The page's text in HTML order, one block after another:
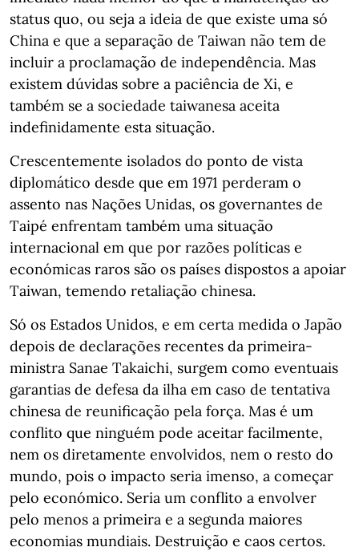
status quo, ou seja a ideia de que existe uma só
China e que a separação de Taiwan não tem de
incluir a proclamação de independência. Mas
existem dúvidas sobre a paciência de Xi, e
também se a sociedade taiwanesa aceita
indefinidamente esta situação.
Crescentemente isolados do ponto de vista
diplomático desde que em 1971 perderam o
assento nas Nações Unidas, os governantes de
Taipé enfrentam também uma situação
internacional em que por razões políticas e
económicas raros são os países dispostos a apoiar
Taiwan, temendo retaliação chinesa.
Só os Estados Unidos, e em certa medida o Japão
depois de declarações recentes da primeira-
ministra Sanae Takaichi, surgem como eventuais
garantias de defesa da ilha em caso de tentativa
chinesa de reunificação pela força. Mas é um
conflito que ninguém pode aceitar facilmente,
nem os diretamente envolvidos, nem o resto do
mundo, pois o impacto seria imenso, a começar
pelo económico. Seria um conflito a envolver
pelo menos a primeira e a segunda maiores
economias mundiais. Destruição e caos certos.